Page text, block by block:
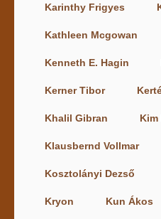
Karinthy Frigyes
Kathleen Mcgowan
Kenneth E. Hagin
Kerner Tibor
Khalil Gibran Kim
Klausbernd Vollmar
Kosztolányi Dezső
Kryon Kun Ákos